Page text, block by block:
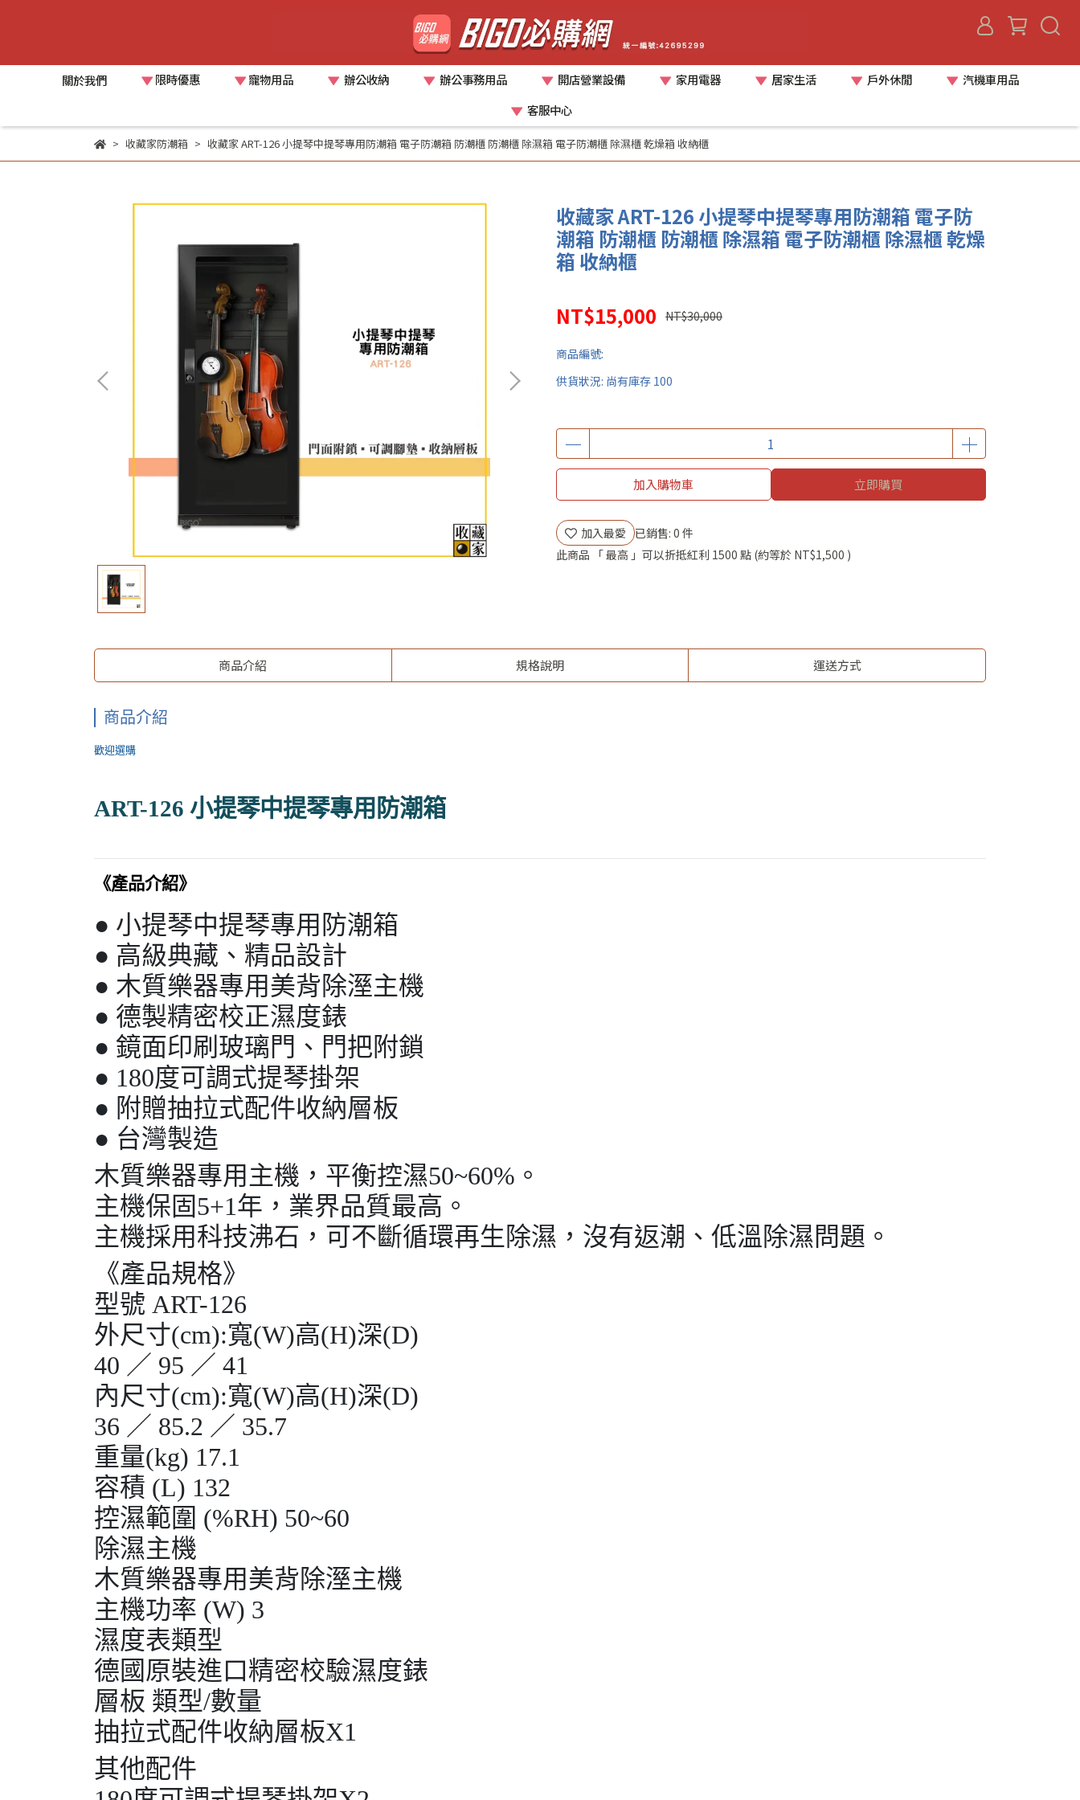
關於我們 限時優惠 寵物用品 辦公收納 辦公事務用品 開店營業設備 家用電器 居家生活 戶外休閒
汽機車用品
客服中心
收藏家防潮箱 收藏家 ART-126 小提琴中提琴專用防潮箱 電子防潮箱 防潮櫃 防潮櫃 除濕箱 電子防潮櫃 除濕櫃 乾燥箱 收納櫃
收藏家 ART-126 小提琴中提琴專用防潮箱 電子防
潮箱 防潮櫃 防潮櫃 除濕箱 電子防潮櫃 除濕櫃 乾燥
箱 收納櫃
NT$15,000 NT$30,000
商品編號:
供貨狀況: 尚有庫存 100
加入購物車 立即購買
加入最愛
已銷售: 0 件
此商品 「 最高 」可以折抵紅利 1500 點 (約等於 NT$1,500 )
商品介紹 規格說明 運送方式
商品介紹
歡迎選購
ART-126 小提琴中提琴專用防潮箱
《產品介紹》
● 小提琴中提琴專用防潮箱
● 高級典藏、精品設計
● 木質樂器專用美背除溼主機
● 德製精密校正濕度錶
● 鏡面印刷玻璃門、門把附鎖
● 180度可調式提琴掛架
● 附贈抽拉式配件收納層板
● 台灣製造
木質樂器專用主機，平衡控濕50~60%。
主機保固5+1年，業界品質最高。
主機採用科技沸石，可不斷循環再生除濕，沒有返潮、低溫除濕問題。
《產品規格》
型號 ART-126
外尺寸(cm):寬(W)高(H)深(D)
40 ／ 95 ／ 41
內尺寸(cm):寬(W)高(H)深(D)
36 ／ 85.2 ／ 35.7
重量(kg) 17.1
容積 (L) 132
控濕範圍 (%RH) 50~60
除濕主機
木質樂器專用美背除溼主機
主機功率 (W) 3
濕度表類型
德國原裝進口精密校驗濕度錶
層板 類型/數量
抽拉式配件收納層板X1
其他配件